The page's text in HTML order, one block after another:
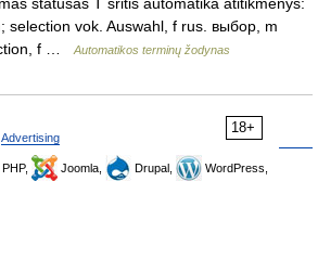
selection vok. Auswahl, f rus. выбор, m
f …
Automatikos terminų žodynas
18+
Advertising
Joomla, Drupal,
WordPress,